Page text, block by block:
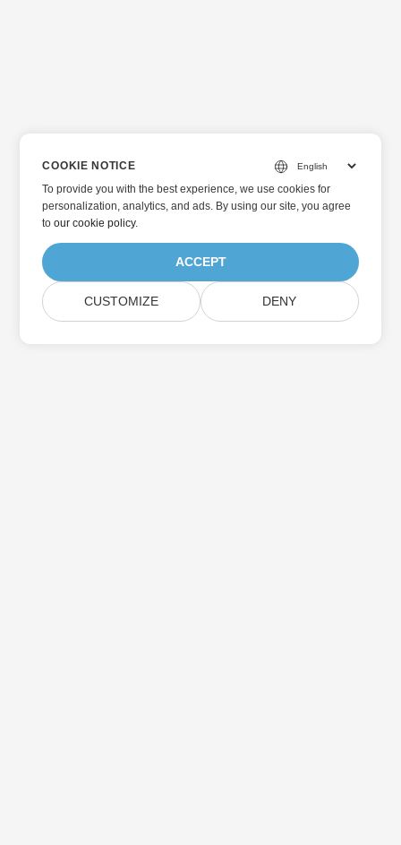
COOKIE NOTICE
To provide you with the best experience, we use cookies for
personalization, analytics, and ads. By using our site, you agree
toour cookie policy.
ACCEPT
CUSTOMIZE DENY